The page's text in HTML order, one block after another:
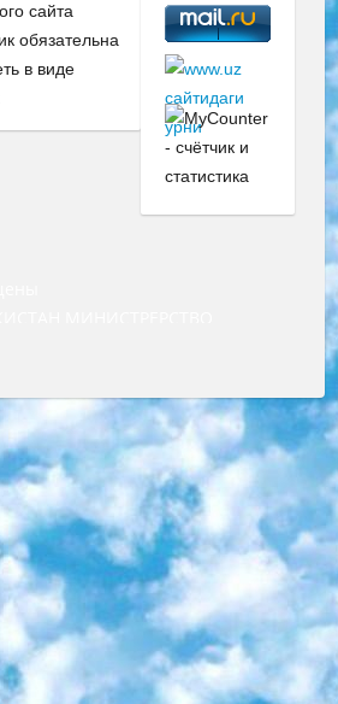
сайта
обязательна
в виде